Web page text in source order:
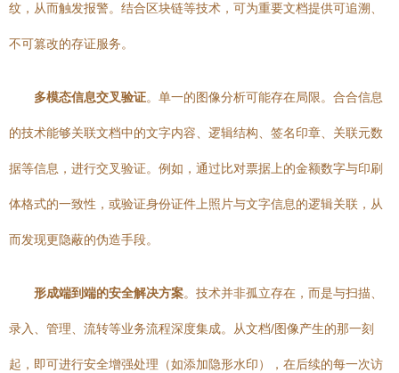
纹，从而触发报警。结合区块链等技术，可为重要文档提供可追溯、
不可篡改的存证服务。
多模态信息交叉验证。单一的图像分析可能存在局限。合合信息
的技术能够关联文档中的文字内容、逻辑结构、签名印章、关联元数
据等信息，进行交叉验证。例如，通过比对票据上的金额数字与印刷
体格式的一致性，或验证身份证件上照片与文字信息的逻辑关联，从
而发现更隐蔽的伪造手段。
形成端到端的安全解决方案。技术并非孤立存在，而是与扫描、
录入、管理、流转等业务流程深度集成。从文档/图像产生的那一刻
起，即可进行安全增强处理（如添加隐形水印），在后续的每一次访